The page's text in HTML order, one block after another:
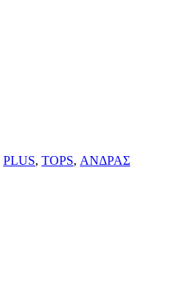
PLUS, TOPS, ΑΝΔΡΑΣ